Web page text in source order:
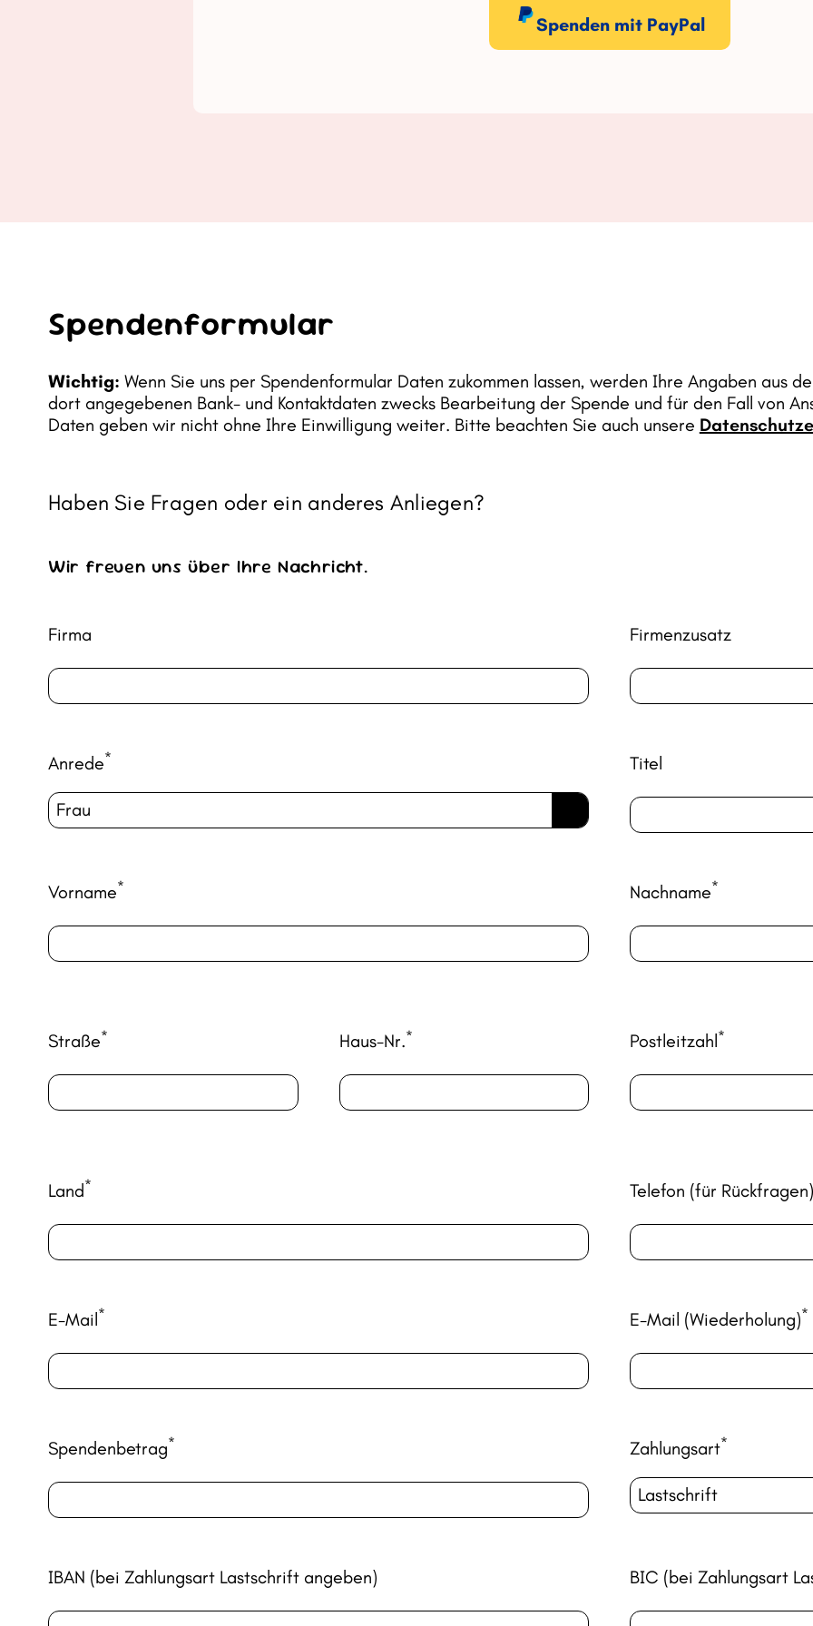
Spenden mit PayPal
Spendenformular
Wichtig: Wenn Sie uns per Spendenformular Daten zukommen lassen, werden Ihre Angaben aus
dort angegebenen Bank- und Kontaktdaten zwecks Bearbeitung der Spende und für den Fall von
Daten geben wir nicht ohne Ihre Einwilligung weiter. Bitte beachten Sie auch unsere
Haben Sie Fragen oder ein anderes Anliegen?
Wir freuen uns über Ihre Nachricht.
Firma Firmenzusatz
Anrede* Titel
Vorname* Nachname*
Straße* Haus-Nr.* Postleitzahl*
Land* Telefon (für Rückfragen)
E-Mail* E-Mail (Wiederholung)*
Spendenbetrag* Zahlungsart*
IBAN (bei Zahlungsart Lastschrift angeben) BIC (bei Zahlungsart